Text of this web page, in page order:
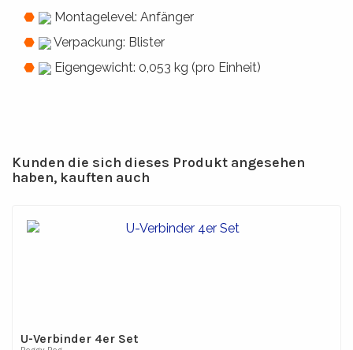
Montagelevel: Anfänger
Verpackung: Blister
Eigengewicht: 0,053 kg (pro Einheit)
Kunden die sich dieses Produkt angesehen
haben, kauften auch
U-Verbinder 4er Set